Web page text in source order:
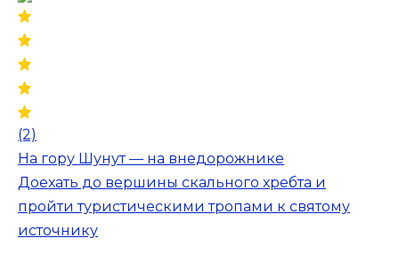
(2)
На гору Шунут — на внедорожнике
Доехать до вершины скального хребта и
пройти туристическими тропами к святому
источнику